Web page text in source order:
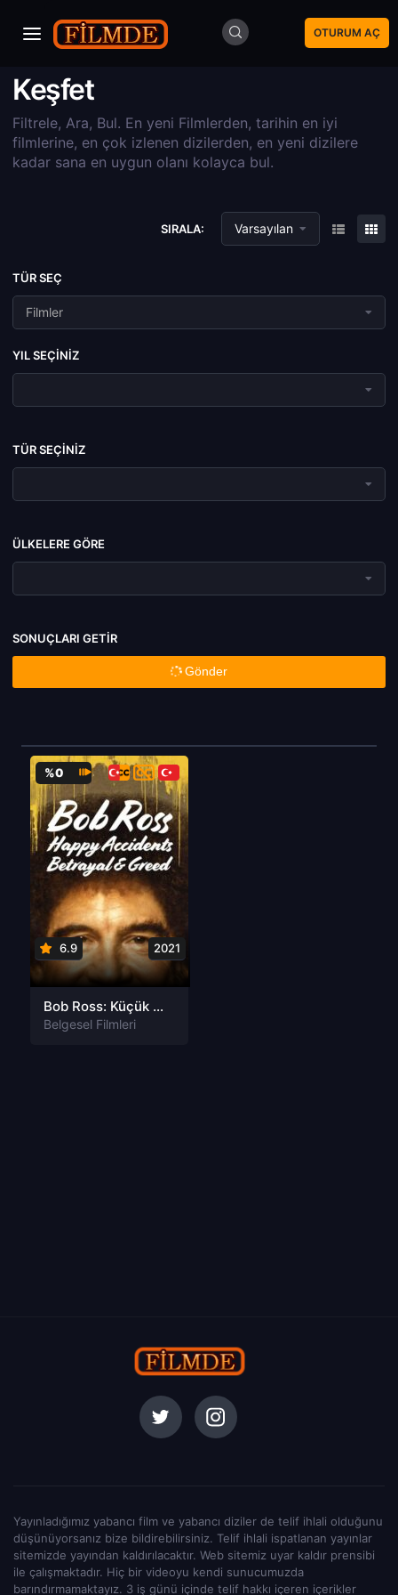
OTURUM AÇ
Keşfet
Filtrele, Ara, Bul. En yeni Filmlerden, tarihin en iyi
filmlerine, en çok izlenen dizilerden, en yeni dizilere
kadar sana en uygun olanı kolayca bul.
SIRALA: Varsayılan
TÜR SEÇ
Filmler
YIL SEÇINIZ
TÜR SEÇINIZ
ÜLKELERE GÖRE
SONUÇLARI GETIR
Gönder
%0
6.9 2021
Bob Ross: Küçük Mutlu Ağaçların Arasında Gizlenen İhanet ve Hırs izle
Belgesel Filmleri
Yayınladığımız yabancı film ve yabancı diziler de telif ihlali olduğunu
düşünüyorsanız bize bildirebilirsiniz. Telif ihlali ispatlanan yayınlar
sitemizde yayından kaldırılacaktır. Web sitemiz uyar kaldır prensibi
ile çalışmaktadır. Hiç bir videoyu kendi sunucumuzda
barındırmamaktayız. 3 iş günü içinde telif hakkı içeren içerikler